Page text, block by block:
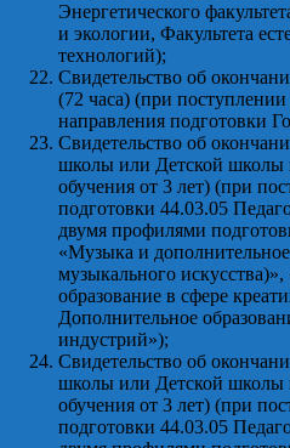
Энергетического
и экологии, Факультета
технологий);
Свидетельство об
(72 часа) (при
направления подготовки
Свидетельство об
школы или Детской школы
обучения от 3 лет) (при
подготовки 44.03.05
двумя профилями
«Музыка и
музыкального
образование в сфере
Дополнительное
индустрий»);
Свидетельство об
школы или Детской школы
обучения от 3 лет) (при
подготовки 44.03.05